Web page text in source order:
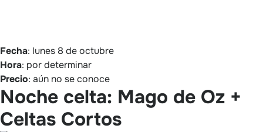
Fecha: lunes 8 de octubre
Hora: por determinar
Precio: aún no se conoce
Noche celta: Mago de Oz +
Celtas Cortos